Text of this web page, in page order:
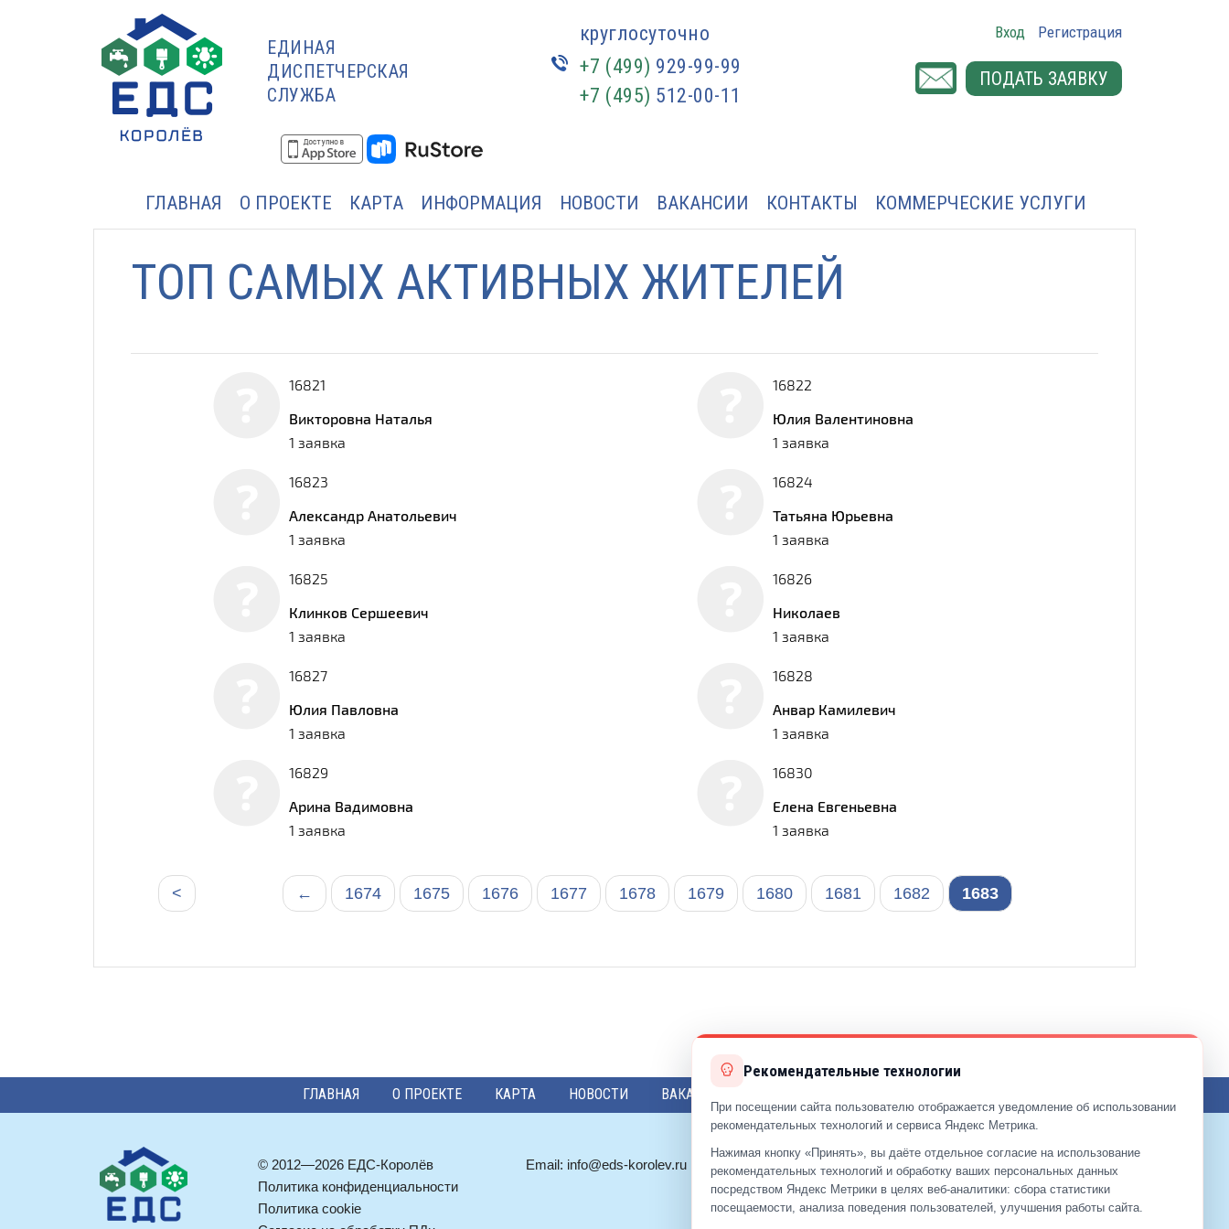
ЕДИНАЯ
ДИСПЕТЧЕРСКАЯ
СЛУЖБА
круглосуточно
+7 (499) 929-99-99
+7 (495) 512-00-11
Вход Регистрация
ПОДАТЬ ЗАЯВКУ
ГЛАВНАЯ О ПРОЕКТЕ КАРТА ИНФОРМАЦИЯ НОВОСТИ ВАКАНСИИ КОНТАКТЫ КОММЕРЧЕСКИЕ УСЛУГИ
ТОП САМЫХ АКТИВНЫХ ЖИТЕЛЕЙ
16821
Викторовна Наталья
1 заявка
16822
Юлия Валентиновна
1 заявка
16823
Александр Анатольевич
1 заявка
16824
Татьяна Юрьевна
1 заявка
16825
Клинков Сершеевич
1 заявка
16826
Николаев
1 заявка
16827
Юлия Павловна
1 заявка
16828
Анвар Камилевич
1 заявка
16829
Арина Вадимовна
1 заявка
16830
Елена Евгеньевна
1 заявка
←
< 1674 1675 1676 1677 1678 1679 1680 1681 1682 1683
ГЛАВНАЯ О ПРОЕКТЕ КАРТА НОВОСТИ ВАКАНСИИ
© 2012—2026 ЕДС-Королёв
Политика конфиденциальности
Политика cookie
Email: info@eds-korolev.ru +7 (499)929-99-99
+7 (495)512-00-11
Рекомендательные технологии
При посещении сайта пользователю отображается уведомление об использовании
рекомендательных технологий и сервиса Яндекс Метрика.
Нажимая кнопку «Принять», вы даёте отдельное согласие на использование
рекомендательных технологий и обработку ваших персональных данных
посредством Яндекс Метрики в целях веб‑аналитики: сбора статистики
посещаемости, анализа поведения пользователей, улучшения работы сайта.